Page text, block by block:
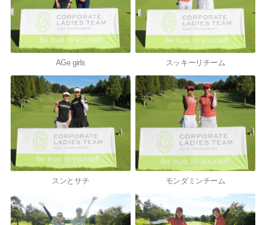
AGe girls スッキーリチーム
スンとサチ モンダミンチーム